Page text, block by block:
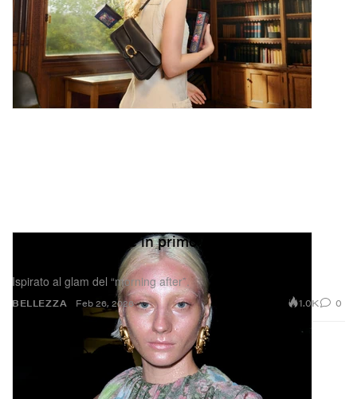
sempre. Riri, ti superi ogni volta.»
Aquaphor
Aquaphor Healing Ointment
BELLEZZA
Grunge luccicante in primo piano alla sfilata
Ispirato al glam del “morning after”.
Feb 26, 2026 1.0K 0